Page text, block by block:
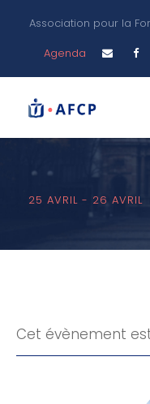
Association pour la
Agenda
25 AVRIL - 26 AVRIL
Cet évènement